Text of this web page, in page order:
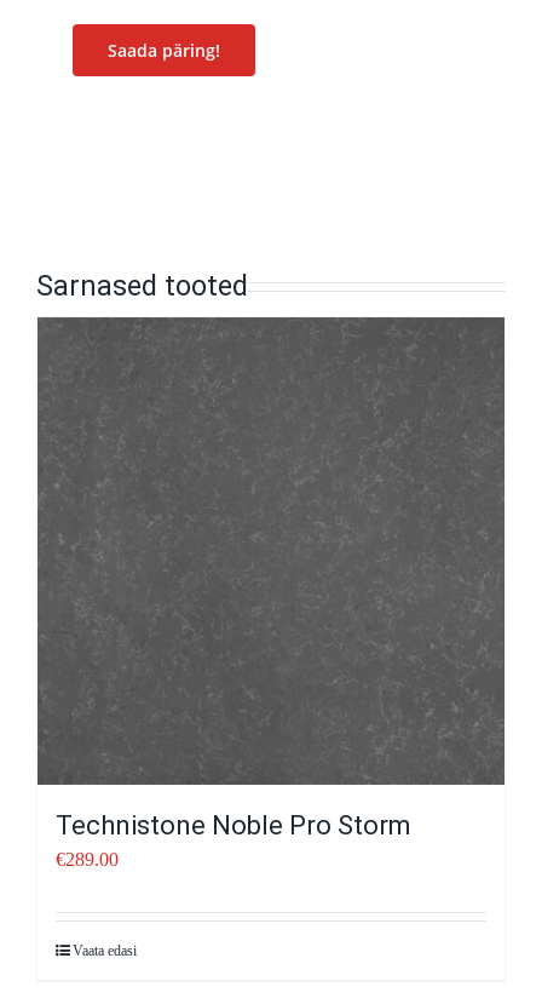
Saada päring!
Sarnased tooted
Technistone Noble Pro Storm
€289.00
Vaata edasi